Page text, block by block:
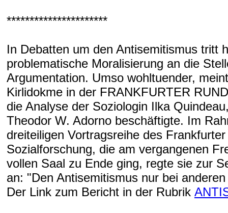
**********************
In Debatten um den Antisemitismus tritt
problematische Moralisierung an die
Argumentation. Umso wohltuender,
Kirlidokme in der FRANKFURTER
die Analyse der Soziologin Ilka
Theodor W. Adorno beschäftigte. Im
dreiteiligen Vortragsreihe des
Sozialforschung, die am vergangenen
vollen Saal zu Ende ging, regte sie zur
an: "Den Antisemitismus nur bei
Der Link zum Bericht in der Rubrik